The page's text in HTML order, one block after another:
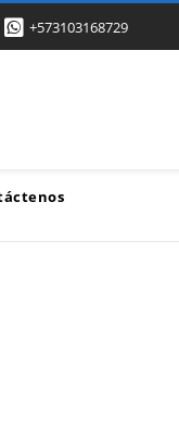
+573103168729